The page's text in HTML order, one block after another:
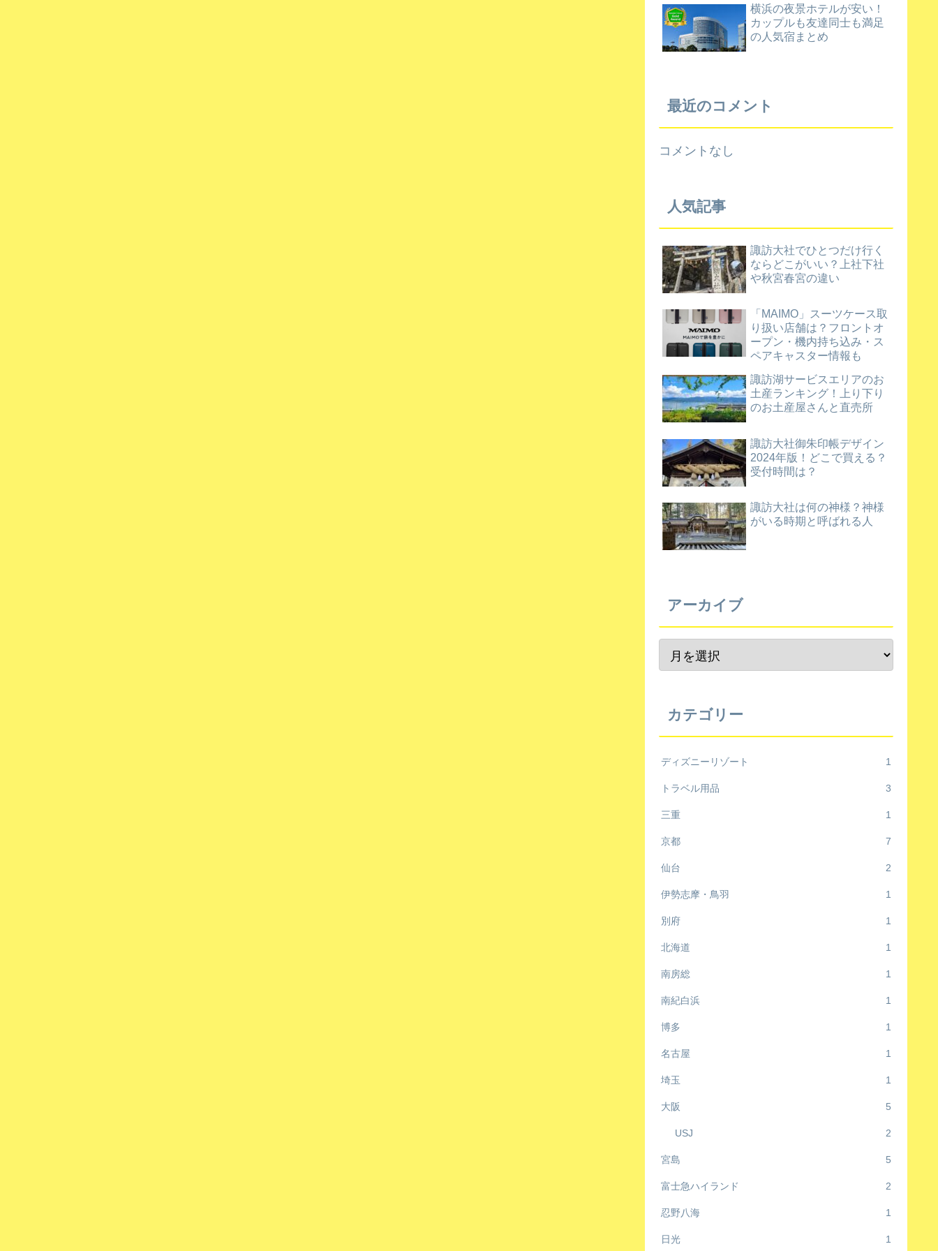
横浜の夜景ホテルが安い！
カップルも友達同士も満足
の人気宿まとめ
最近のコメント
コメントなし
人気記事
諏訪大社でひとつだけ行く
ならどこがいい？上社下社
や秋宮春宮の違い
「MAIMO」スーツケース取
り扱い店舗は？フロントオ
ープン・機内持ち込み・ス
ペアキャスター情報も
諏訪湖サービスエリアのお
土産ランキング！上り下り
のお土産屋さんと直売所
諏訪大社御朱印帳デザイン
2024年版！どこで買える？
受付時間は？
諏訪大社は何の神様？神様
がいる時期と呼ばれる人
アーカイブ
カテゴリー
ディズニーリゾート 1
トラベル用品 3
三重 1
京都 7
仙台 2
伊勢志摩・鳥羽 1
別府 1
北海道 1
南房総 1
南紀白浜 1
博多 1
名古屋 1
埼玉 1
大阪 5
USJ 2
宮島 5
富士急ハイランド 2
忍野八海 1
日光 1